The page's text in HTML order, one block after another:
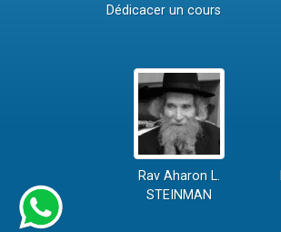
Dédicacer un cours
Rav Aharon L.
STEINMAN